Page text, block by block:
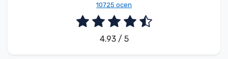
10725 ocen
4.93 / 5